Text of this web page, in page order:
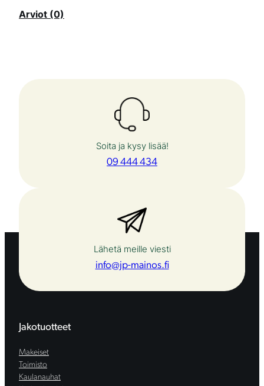
Arviot (0)
Soita ja kysy lisää!
09 444 434
Lähetä meille viesti
info@jp-mainos.fi
Jakotuotteet
Makeiset
Toimisto
Kaulanauhat